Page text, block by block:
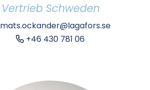
Vertrieb Schweden
mats.ockander@lagafors.se
+46 430 781 06